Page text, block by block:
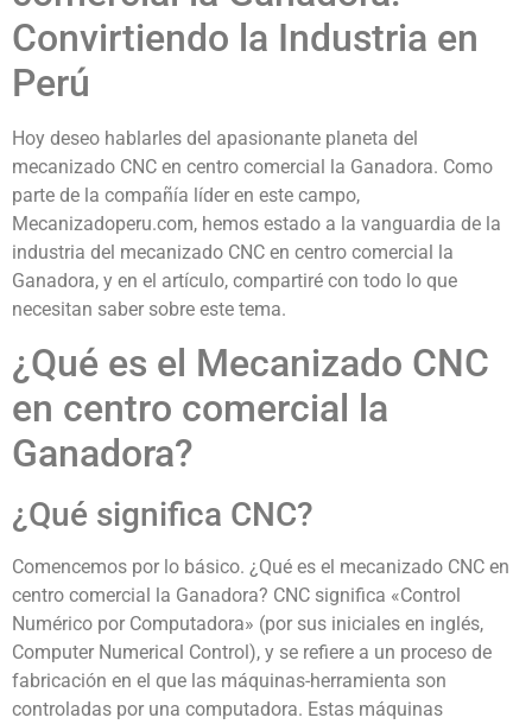
Convirtiendo la Industria en
Perú
Hoy deseo hablarles del apasionante planeta del
mecanizado CNC en centro comercial la Ganadora. Como
parte de la compañía líder en este campo,
Mecanizadoperu.com, hemos estado a la vanguardia de la
industria del mecanizado CNC en centro comercial la
Ganadora, y en el artículo, compartiré con todo lo que
necesitan saber sobre este tema.
¿Qué es el Mecanizado CNC
en centro comercial la
Ganadora?
¿Qué significa CNC?
Comencemos por lo básico. ¿Qué es el mecanizado CNC en
centro comercial la Ganadora? CNC significa «Control
Numérico por Computadora» (por sus iniciales en inglés,
Computer Numerical Control), y se refiere a un proceso de
fabricación en el que las máquinas-herramienta son
controladas por una computadora. Estas máquinas